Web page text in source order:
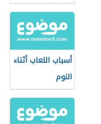
غامق
أسباب اللعاب أثناء
النوم